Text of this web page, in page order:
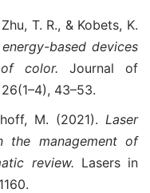
T. R., & Kobets, K.
based devices
color. Journal of
43–53.
M. (2021). Laser
the management of
review. Lasers in